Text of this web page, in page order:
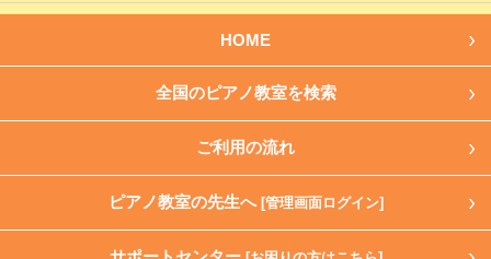
HOME
全国のピアノ教室を検索
ご利用の流れ
ピアノ教室の先生へ [管理画面ログイン]